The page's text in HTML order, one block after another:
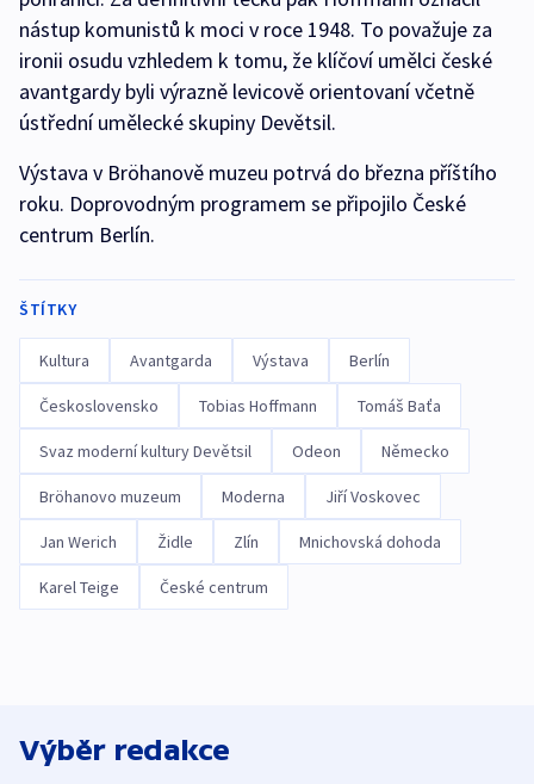
nástup komunistů k moci v roce 1948. To považuje za
ironii osudu vzhledem k tomu, že klíčoví umělci české
avantgardy byli výrazně levicově orientovaní včetně
ústřední umělecké skupiny Devětsil.
Výstava v Bröhanově muzeu potrvá do března příštího
roku. Doprovodným programem se připojilo České
centrum Berlín.
ŠTÍTKY
Kultura Avantgarda Výstava Berlín
Československo Tobias Hoffmann Tomáš Baťa
Svaz moderní kultury Devětsil Odeon Německo
Bröhanovo muzeum Moderna Jiří Voskovec
Jan Werich Židle Zlín Mnichovská dohoda
Karel Teige České centrum
Výběr redakce